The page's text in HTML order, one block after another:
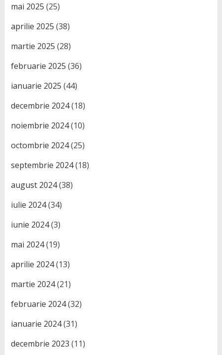
mai 2025 (25)
aprilie 2025 (38)
martie 2025 (28)
februarie 2025 (36)
ianuarie 2025 (44)
decembrie 2024(18)
noiembrie 2024(10)
octombrie 2024(25)
septembrie 2024(18)
august 2024(38)
iulie 2024(34)
iunie 2024(3)
mai 2024(19)
aprilie 2024(13)
martie 2024(21)
februarie 2024(32)
ianuarie 2024(31)
decembrie 2023 (11)